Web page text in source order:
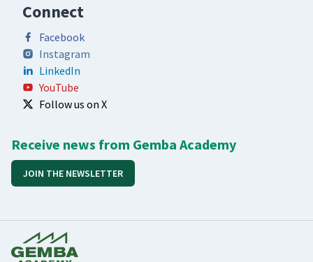
Connect
Facebook
Instagram
LinkedIn
YouTube
Follow us on X
Receive news from Gemba Academy
JOIN THE NEWSLETTER